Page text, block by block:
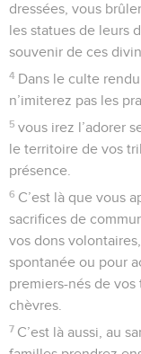
dressées, vous
les statues de leurs
souvenir de ces
4 Dans le culte
n’imiterez pas les
5 vous irez l’adorer
le territoire de vos
présence.
6 C’est là que vous
sacrifices de
vos dons
spontanée ou pour
premiers-nés de
chèvres.
7 C’est là aussi, au